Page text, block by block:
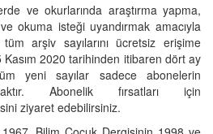
ve okurlarında araştırma yapma,
okuma isteği uyandırmak amacıyla
arşiv sayılarını ücretsiz erişime
2020 tarihinden itibaren dört ay
yeni sayılar sadece abonelerin
Abonelik fırsatları için
ziyaret edebilirsiniz.